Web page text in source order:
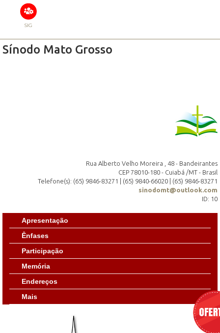
SIG
Sínodo Mato Grosso
Rua Alberto Velho Moreira , 48 - Bandeirantes
CEP 78010-180 - Cuiabá /MT - Brasil
Telefone(s): (65) 9846-83271 | (65) 9840-66020 | (65) 9846-83271
sinodomt@outlook.com
ID: 10
Apresentação
Ênfases
Participação
Memória
Endereços
Mais